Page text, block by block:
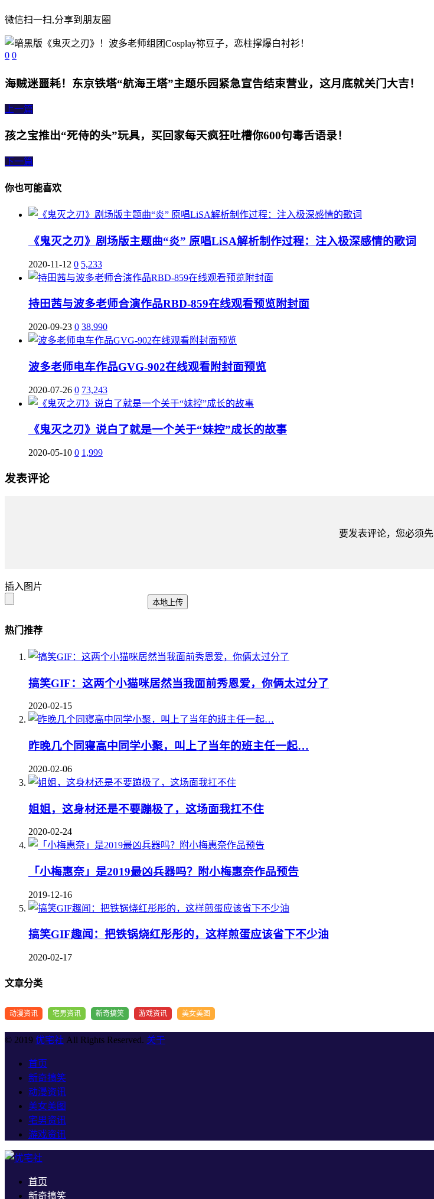
微信扫一扫,分享到朋友圈
0 0
海贼迷噩耗！东京铁塔“航海王塔”主题乐园紧急宣告结束营业，这月底就关门大吉！
上一篇
孩之宝推出“死侍的头”玩具，买回家每天疯狂吐槽你600句毒舌语录！
下一篇
你也可能喜欢
《鬼灭之刃》剧场版主题曲“炎” 原唱LiSA解析制作过程：注入极深感情的歌词
2020-11-12 0 5,233
持田茜与波多老师合演作品RBD-859在线观看预览附封面
2020-09-23 0 38,990
波多老师电车作品GVG-902在线观看附封面预览
2020-07-26 0 73,243
《鬼灭之刃》说白了就是一个关于“妹控”成长的故事
2020-05-10 0 1,999
发表评论
要发表评论，您必须先
插入图片
本地上传
热门推荐
搞笑GIF：这两个小猫咪居然当我面前秀恩爱，你俩太过分了
2020-02-15
昨晚几个同寝高中同学小聚，叫上了当年的班主任一起…
2020-02-06
姐姐，这身材还是不要蹦极了，这场面我扛不住
2020-02-24
「小梅惠奈」是2019最凶兵器吗？附小梅惠奈作品预告
2019-12-16
搞笑GIF趣闻：把铁锅烧红彤彤的，这样煎蛋应该省下不少油
2020-02-17
文章分类
动漫资讯 宅男资讯 新奇搞笑 游戏资讯 美女美图
© 2019 优宅社 All Rights Reserved. 关于
首页
新奇搞笑
动漫资讯
美女美图
宅男资讯
游戏资讯
首页
新奇搞笑